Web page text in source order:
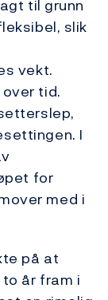
til grunn
slik
vekt.
tid.
I
for
med i
på at
år fram i